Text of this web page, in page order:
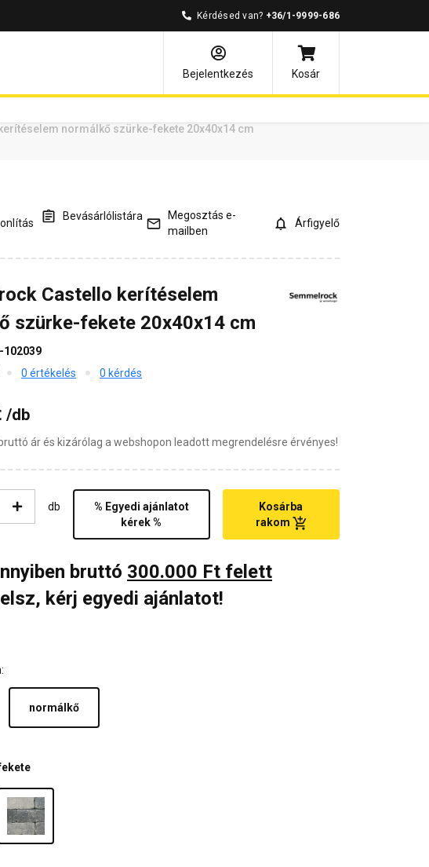
Kérdésed van? +36/1-9999-686
Bejelentkezés
Kosár
normálkő szürke-fekete 20x40x14 cm
Vásárlói vélemények Kérdések és válaszok
Bevásárlólistára
Megosztás e-
mailben
Árfigyelő
Castello kerítéselem
szürke-fekete 20x40x14 cm
102039
0 értékelés 0 kérdés
/db
ár és kizárólag a webshopon leadott megrendelésre érvényes!
db
% Egyedi ajánlatot
kérek %
Kosárba
rakom
bruttó 300.000 Ft felett
kérj egyedi ajánlatot!
normálkő